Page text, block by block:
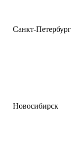
Санкт-Петербург
Новосибирск